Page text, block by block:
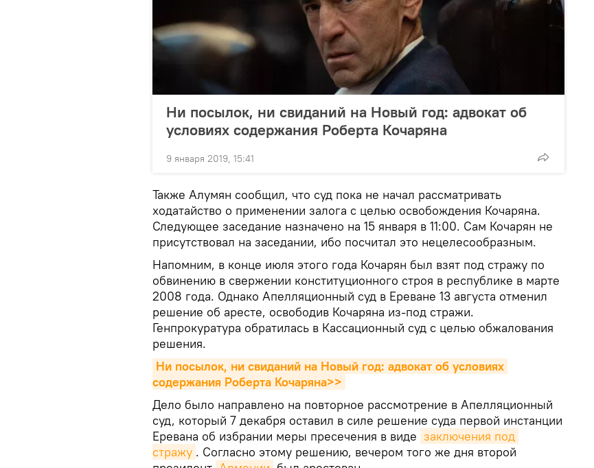
Ни посылок, ни свиданий на Новый год: адвокат об
условиях содержания Роберта Кочаряна
9 января 2019, 15:41
Также Алумян сообщил, что суд пока не начал рассматривать
ходатайство о применении залога с целью освобождения Кочаряна.
Следующее заседание назначено на 15 января в 11:00. Сам Кочарян не
присутствовал на заседании, ибо посчитал это нецелесообразным.
Напомним, в конце июля этого года Кочарян был взят под стражу по
обвинению в свержении конституционного строя в республике в марте
2008 года. Однако Апелляционный суд в Ереване 13 августа отменил
решение об аресте, освободив Кочаряна из-под стражи.
Генпрокуратура обратилась в Кассационный суд с целью обжалования
решения.
Ни посылок, ни свиданий на Новый год: адвокат об условиях
содержания Роберта Кочаряна>>
Дело было направлено на повторное рассмотрение в Апелляционный
суд, который 7 декабря оставил в силе решение суда первой инстанции
Еревана об избрании меры пресечения в виде заключения под
стражу . Согласно этому решению, вечером того же дня второй